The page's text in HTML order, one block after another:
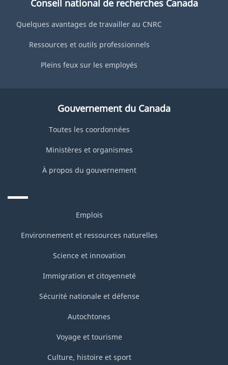
Conseil national de recherches Canada
Quelques avantages de travailler au CNRC
Ressources et outils professionnels
Pleins feux sur les employés
Gouvernement du Canada
Toutes les coordonnées
Ministères et organismes
À propos du gouvernement
Emplois
Environnement et ressources naturelles
Science et innovation
Immigration et citoyenneté
Sécurité nationale et défense
Autochtones
Voyage et tourisme
Culture, histoire et sport